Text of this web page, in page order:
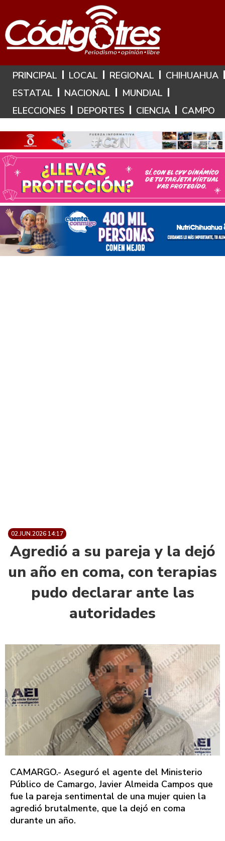
Hoy es: 7 de Agosto de 2026
PRINCIPAL LOCAL REGIONAL
CHIHUAHUA
ESTATAL
NACIONAL
MUNDIAL
ELECCIONES
DEPORTES CIENCIA CAMPO
02.JUN.2026 14:17
Agredió a su pareja y la dejó
un año en coma, con terapias
pudo declarar ante las
autoridades
CAMARGO.- Aseguró el agente del Ministerio
Público de Camargo, Javier Almeida Campos que
fue la pareja sentimental de una mujer quien la
agredió brutalmente, que la dejó en coma
durante un año.